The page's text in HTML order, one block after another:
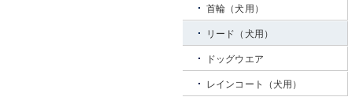
首輪（犬用）
リード（犬用）
ドッグウエア
レインコート（犬用）